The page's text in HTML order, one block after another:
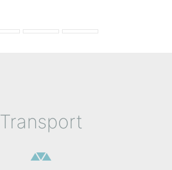
Transport